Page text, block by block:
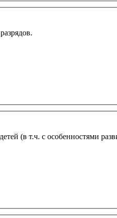
(в т.ч. с особенностями